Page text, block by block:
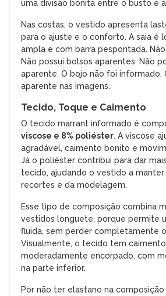
uma divisão bonita entre o busto e
Nas costas, o vestido apresenta
para o ajuste e o conforto. A saia é
ampla e com barra pespontada.
Não possui bolsos aparentes. Não
aparente. O bojo não foi informado.
aparente nas imagens.
Tecido, Toque e Caimento
O tecido marrant informado é
viscose e 8% poliéster. A viscose
agradável, caimento bonito e
Já o poliéster contribui para dar
tecido, ajudando o vestido a
recortes e da modelagem.
Esse tipo de composição combina
vestidos longuete, porque permite
fluida, sem perder completamente
Visualmente, o tecido tem
moderadamente encorpado, com
na parte inferior.
Por não ter elastano na